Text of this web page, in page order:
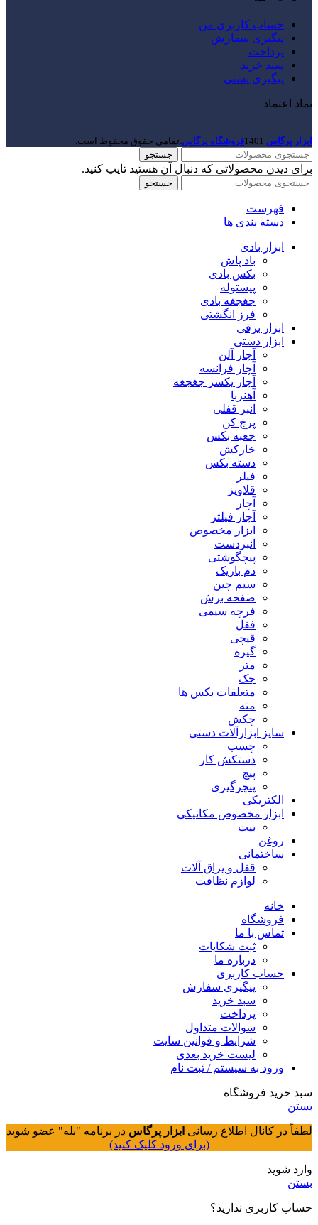
حساب کاربری من
پیگیری سفارش
پرداخت
سبد خرید
پیگیری پستی
نماد اعتماد
ابزار پرگاس 1401فروشگاه پرگاس.تمامی حقوق محفوظ است.
جستجو
برای دیدن محصولاتی که دنبال آن هستید تایپ کنید.
جستجو
فهرست
دسته بندی ها
ابزار بادی
باد پاش
بکس بادی
پیستوله
جغجغه بادی
فرز انگشتی
ابزار برقی
ابزار دستی
آچار آلن
آچار فرانسه
آچار یکسر جغجغه
آهنربا
انبر قفلی
پرچ کن
جعبه بکس
خارکش
دسته بکس
فیلر
قلاویز
آچار
آچار فیلتر
ابزار مخصوص
انبردست
پیچگوشتی
دم باریک
سیم چین
صفحه برش
فرچه سیمی
ففل
قیچی
گیره
متر
جک
متعلقات بکس ها
مته
چکش
سایز ابزارآلات دستی
چسب
دستکش کار
پیچ
پنچرگیری
الکتریکی
ابزار مخصوص مکانیکی
بیت
روغن
ساختمانی
قفل و یراق آلات
لوازم نظافت
خانه
فروشگاه
تماس با ما
ثبت شکایات
درباره ما
حساب کاربری
پیگیری سفارش
سبد خرید
پرداخت
سوالات متداول
شرایط و قوانین سایت
لیست خرید بعدی
ورود به سیستم / ثبت نام
سبد خرید فروشگاه
بستن
لطفاً در کانال اطلاع رسانی ابزار پرگاس در برنامه "بله" عضو شوید
(برای ورود کلیک کنید)
وارد شوید
بستن
حساب کاربری ندارید؟